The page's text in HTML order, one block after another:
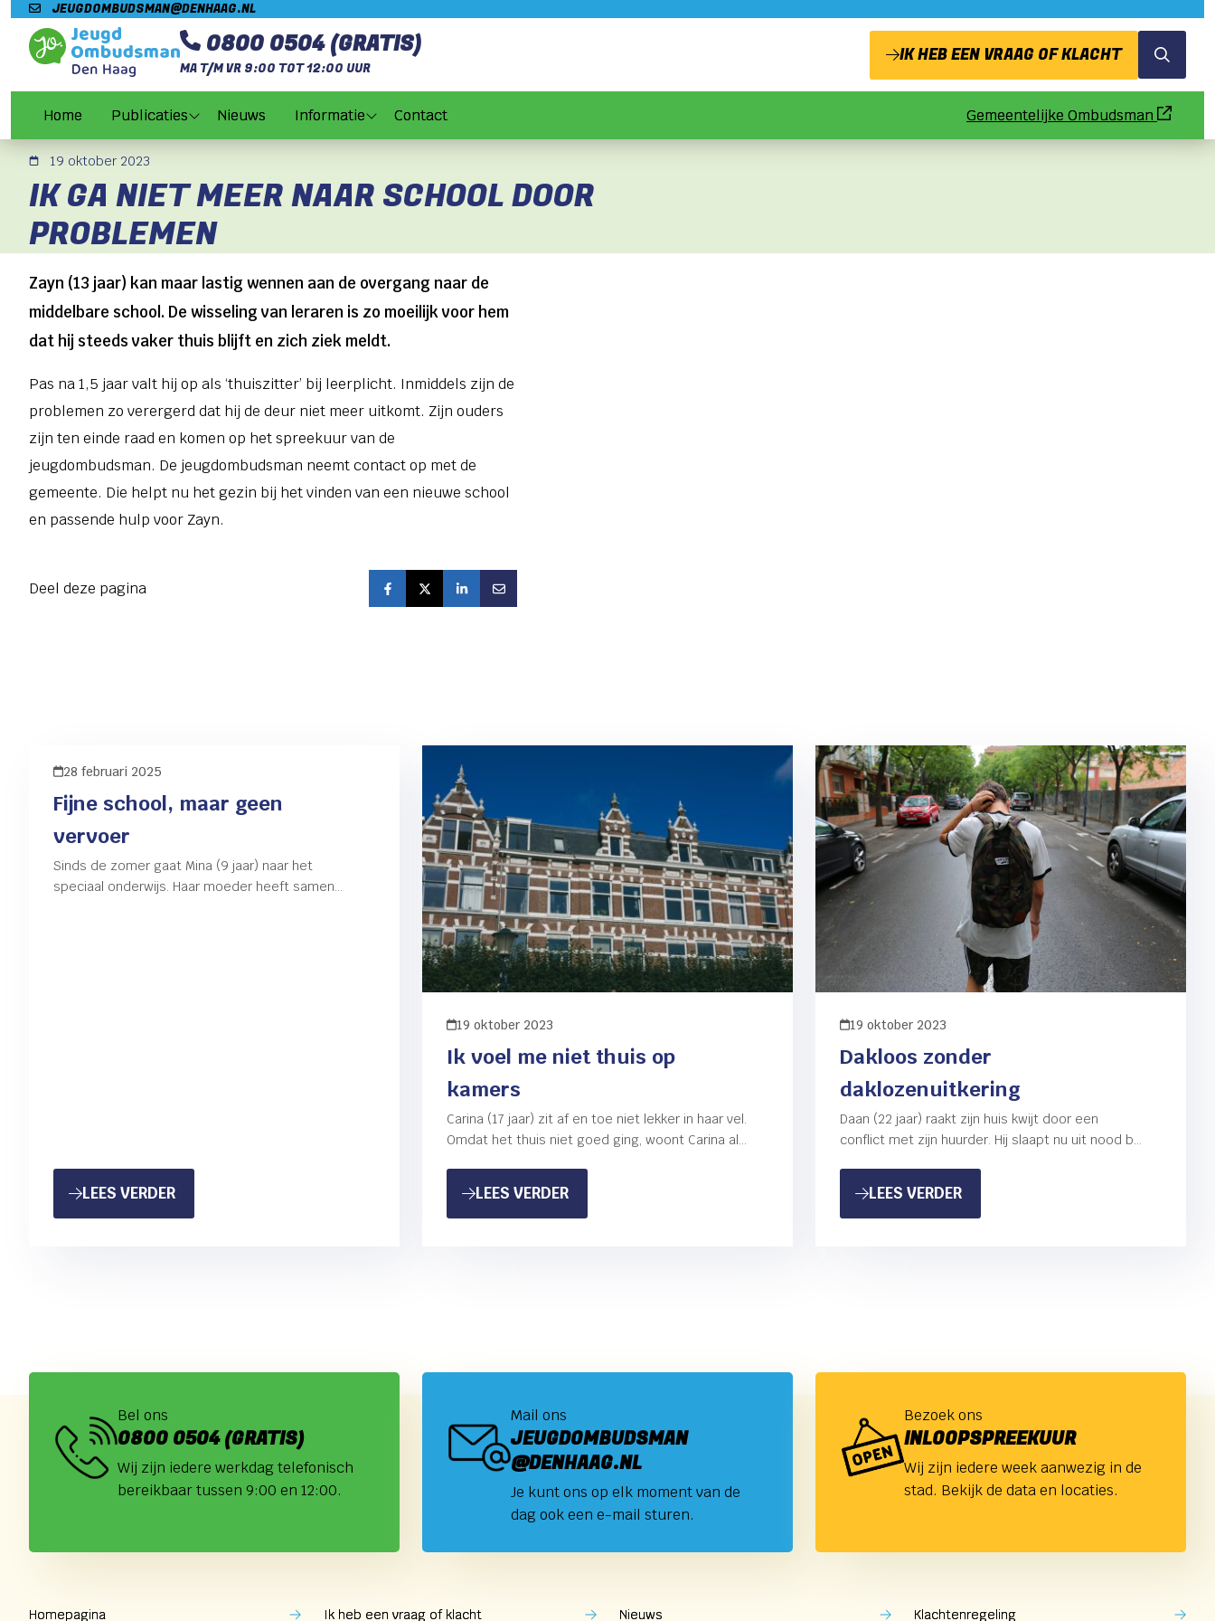
Direct naar content
JEUGDOMBUDSMAN@DENHAAG.NL
Terug naar de startpagina
0800 0504 (GRATIS)
MA T/M VR 9:00 TOT 12:00 UUR
IK HEB EEN VRAAG OF KLACHT
Zoeken
Home Publicaties Nieuws Informatie Contact Gemeentelijke Ombudsman
IK GA NIET MEER NAAR SCHOOL DOOR
PROBLEMEN
19 oktober 2023
Zayn (13 jaar) kan maar lastig wennen aan de overgang naar de
middelbare school. De wisseling van leraren is zo moeilijk voor hem
dat hij steeds vaker thuis blijft en zich ziek meldt.
Pas na 1,5 jaar valt hij op als ‘thuiszitter’ bij leerplicht. Inmiddels zijn de
problemen zo verergerd dat hij de deur niet meer uitkomt. Zijn ouders
zijn ten einde raad en komen op het spreekuur van de
jeugdombudsman. De jeugdombudsman neemt contact op met de
gemeente. Die helpt nu het gezin bij het vinden van een nieuwe school
en passende hulp voor Zayn.
Deel deze pagina
DEEL OP FACEBOOK
DEEL OP TWITTER
DEEL OP LINKEDIN
DEEL VIA E-MAIL
Fijne school, maar geen
vervoer
28 februari 2025
Sinds de zomer gaat Mina (9 jaar) naar het
speciaal onderwijs. Haar moeder heeft samen
LEES VERDER: FIJNE SCHOOL, MAAR GEEN VERVOER
Ik voel me niet thuis op
kamers
19 oktober 2023
Carina (17 jaar) zit af en toe niet lekker in haar vel.
Omdat het thuis niet goed ging, woont Carina al
LEES VERDER: IK VOEL ME NIET THUIS OP KAMERS
Dakloos zonder
daklozenuitkering
19 oktober 2023
Daan (22 jaar) raakt zijn huis kwijt door een
conflict met zijn huurder. Hij slaapt nu uit nood bij
LEES VERDER: DAKLOOS ZONDER
Bel ons
0800 0504 (GRATIS)
Wij zijn iedere werkdag telefonisch
bereikbaar tussen 9:00 en 12:00.
Mail ons
JEUGDOMBUDSMAN
@DENHAAG.NL
Je kunt ons op elk moment van de
dag ook een e-mail sturen.
Bezoek ons
INLOOPSPREEKUUR
Wij zijn iedere week aanwezig in de
stad. Bekijk de data en locaties.
Homepagina Ik heb een vraag of klacht Nieuws Klachtenregeling